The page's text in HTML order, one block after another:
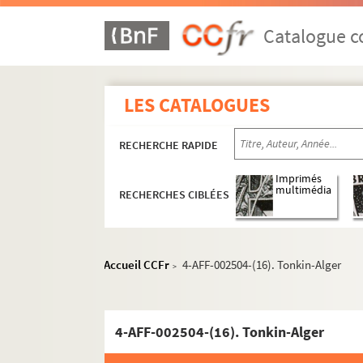
Catalogue
LES CATALOGUES
RECHERCHE RAPIDE
RECHERCHES CIBLÉES
Imprimés
multimédia
Accueil CCFr > 4-AFF-002504-(16). Tonkin-Alger
4-AFF-002504-(16). Tonkin-Alger
Ève
Le Funambule
L'Hippodrome
Historial de Montmartre
Au Lapin agile
Lavoir moderne parisien
Manufacture des Abbesses
Moulin de la Chanson
Sudden théâtre
Théâtre de l'Atalante